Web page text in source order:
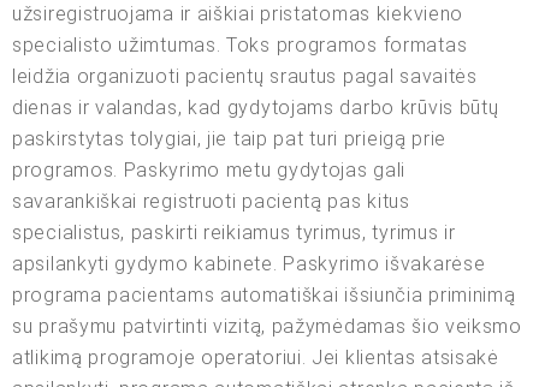
užsiregistruojama ir aiškiai pristatomas kiekvieno
specialisto užimtumas. Toks programos formatas
leidžia organizuoti pacientų srautus pagal savaitės
dienas ir valandas, kad gydytojams darbo krūvis būtų
paskirstytas tolygiai, jie taip pat turi prieigą prie
programos. Paskyrimo metu gydytojas gali
savarankiškai registruoti pacientą pas kitus
specialistus, paskirti reikiamus tyrimus, tyrimus ir
apsilankyti gydymo kabinete. Paskyrimo išvakarėse
programa pacientams automatiškai išsiunčia priminimą
su prašymu patvirtinti vizitą, pažymėdamas šio veiksmo
atlikimą programoje operatoriui. Jei klientas atsisakė